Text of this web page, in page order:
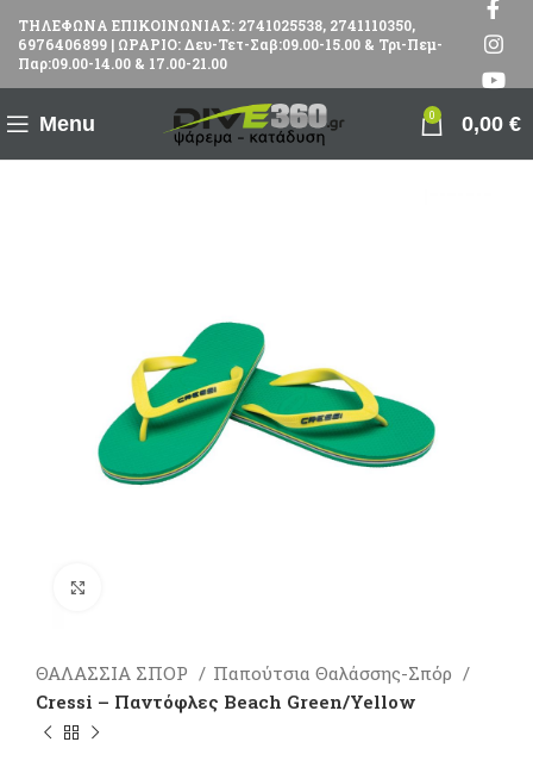
ΤΗΛΕΦΩΝΑ ΕΠΙΚΟΙΝΩΝΙΑΣ: 2741025538, 2741110350,
6976406899 | ΩΡΑΡΙΟ: Δευ-Τετ-Σαβ:09.00-15.00 & Τρι-Πεμ-
Παρ:09.00-14.00 & 17.00-21.00
Menu 0 0,00 €
ΘΑΛΑΣΣΙΑ ΣΠΟΡ
Παπούτσια Θαλάσσης-Σπόρ
Cressi – Παντόφλες Beach Green/Yellow